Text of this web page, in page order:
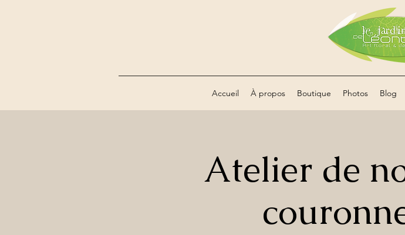
Accueil À propos Boutique Photos Blog
Atelier de